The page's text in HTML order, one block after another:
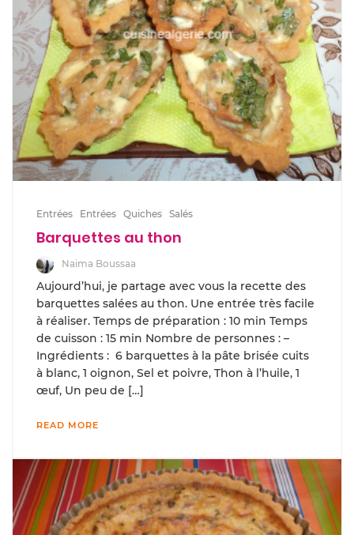
Entrées Entrées Quiches Salés
Barquettes au thon
Naima Boussaa
Aujourd’hui, je partage avec vous la recette des
barquettes salées au thon. Une entrée très facile
à réaliser. Temps de préparation : 10 min Temps
de cuisson : 15 min Nombre de personnes : –
Ingrédients : 6 barquettes à la pâte brisée cuits
à blanc, 1 oignon, Sel et poivre, Thon à l’huile, 1
œuf, Un peu de […]
READ MORE